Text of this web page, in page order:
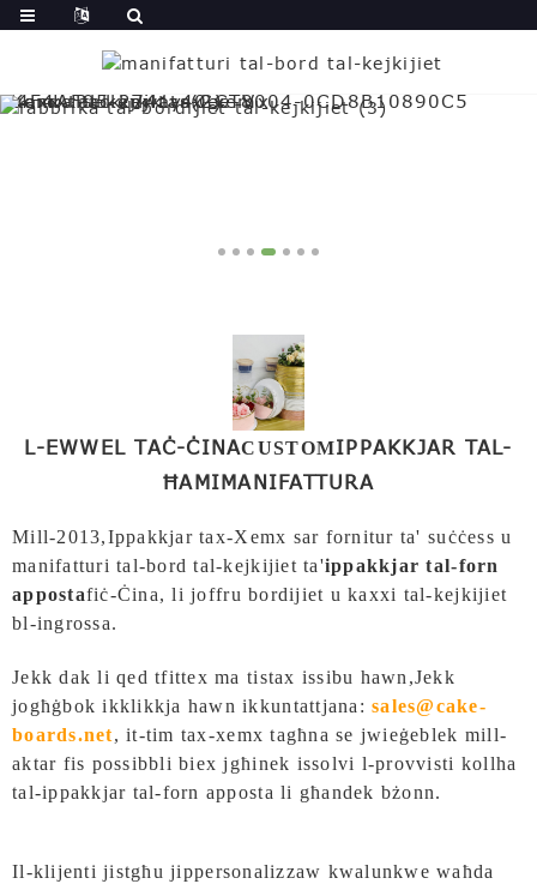
L-EWWEL TAĊ-ĊINACUSTOMIPPAKKJAR TAL-
ĦAMIMANIFATTURA
Mill-2013,Ippakkjar tax-Xemx sar fornitur ta' suċċess u
manifatturi tal-bord tal-kejkijiet ta'ippakkjar tal-forn
appostafiċ-Ċina, li joffru bordijiet u kaxxi tal-kejkijiet
bl-ingrossa.
Jekk dak li qed tfittex ma tistax issibu hawn,Jekk
jogħġbok ikklikkja hawn ikkuntattjana: sales@cake-
boards.net, it-tim tax-xemx tagħna se jwieġeblek mill-
aktar fis possibbli biex jgħinek issolvi l-provvisti kollha
tal-ippakkjar tal-forn apposta li għandek bżonn.
Il-klijenti jistgħu jippersonalizzaw kwalunkwe waħda